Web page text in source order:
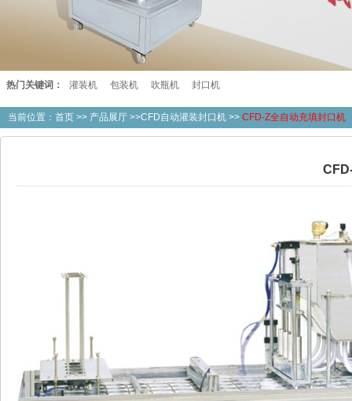
热门关键词： 灌装机 包装机 吹瓶机 封口机
当前位置： 首页 >> 产品展厅 >>CFD自动灌装封口机 >> CFD-Z全自动充填封口机